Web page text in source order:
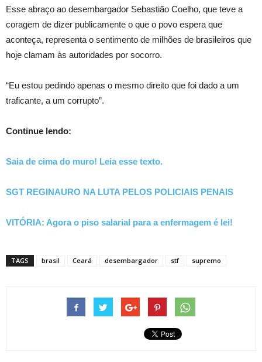
Esse abraço ao desembargador Sebastião Coelho, que teve a
coragem de dizer publicamente o que o povo espera que
aconteça, representa o sentimento de milhões de brasileiros que
hoje clamam às autoridades por socorro.
“Eu estou pedindo apenas o mesmo direito que foi dado a um
traficante, a um corrupto”.
Continue lendo:
Saia de cima do muro! Leia esse texto.
SGT REGINAURO NA LUTA PELOS POLICIAIS PENAIS
VITÓRIA: Agora o piso salarial para a enfermagem é lei!
TAGS brasil Ceará desembargador stf supremo